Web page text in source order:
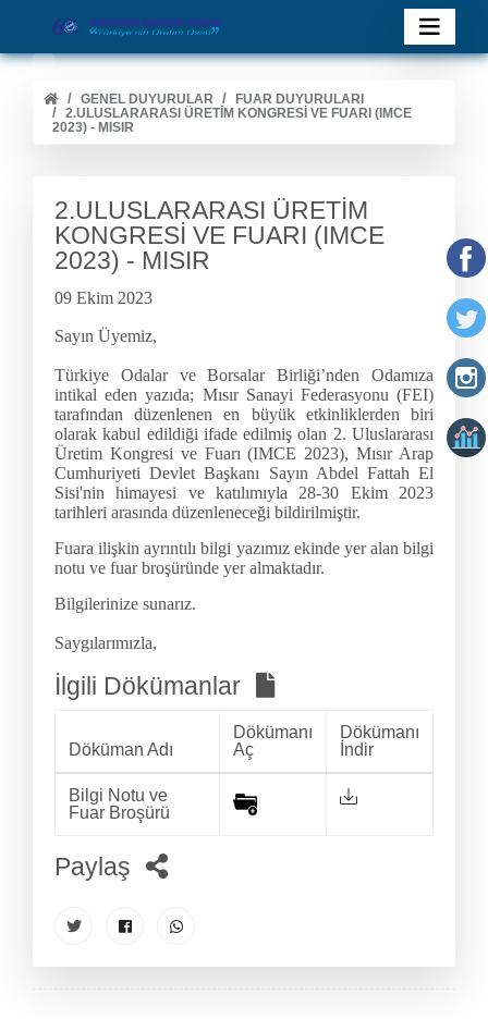
GENEL DUYURULAR
FUAR DUYURULARI
2.ULUSLARARASI ÜRETİM KONGRESİ VE FUARI (IMCE
2023) - MISIR
2.ULUSLARARASI ÜRETİM
KONGRESİ VE FUARI (IMCE
2023) - MISIR
09 Ekim 2023
Sayın Üyemiz,
Türkiye Odalar ve Borsalar Birliği’nden Odamıza
intikal eden yazıda; Mısır Sanayi Federasyonu (FEI)
tarafından düzenlenen en büyük etkinliklerden biri
olarak kabul edildiği ifade edilmiş olan 2. Uluslararası
Üretim Kongresi ve Fuarı (IMCE 2023), Mısır Arap
Cumhuriyeti Devlet Başkanı Sayın Abdel Fattah El
Sisi'nin himayesi ve katılımıyla 28-30 Ekim 2023
tarihleri arasında düzenleneceği bildirilmiştir.
Fuara ilişkin ayrıntılı bilgi yazımız ekinde yer alan bilgi
notu ve fuar broşüründe yer almaktadır.
Bilgilerinize sunarız.
Saygılarımızla,
İlgili Dökümanlar
Döküman Adı
Dökümanı
Aç
Dökümanı
İndir
Bilgi Notu ve
Fuar Broşürü
Paylaş